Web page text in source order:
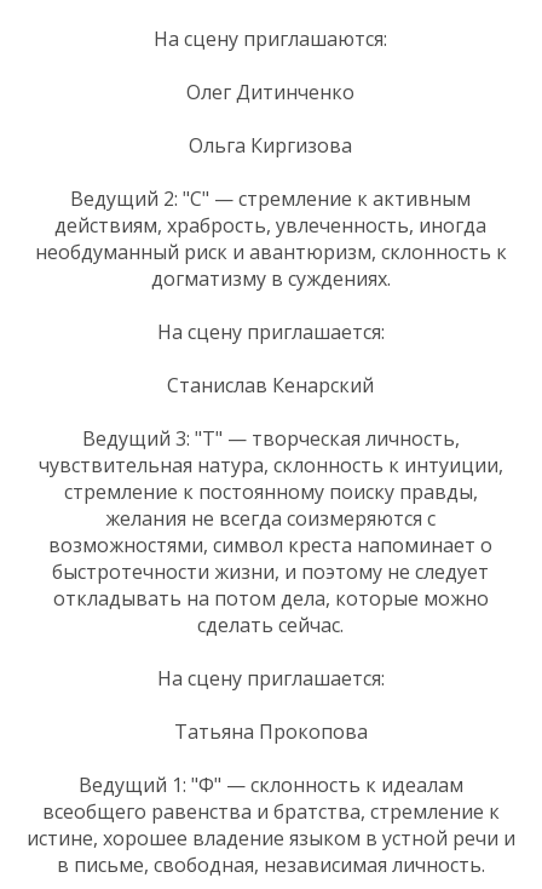
На сцену приглашаются:
Олег Дитинченко
Ольга Киргизова
Ведущий 2: "С" — стремление к активным
действиям, храбрость, увлеченность, иногда
необдуманный риск и авантюризм, склонность к
догматизму в суждениях.
На сцену приглашается:
Станислав Кенарский
Ведущий 3: "Т" — творческая личность,
чувствительная натура, склонность к интуиции,
стремление к постоянному поиску правды,
желания не всегда соизмеряются с
возможностями, символ креста напоминает о
быстротечности жизни, и поэтому не следует
откладывать на потом дела, которые можно
сделать сейчас.
На сцену приглашается:
Татьяна Прокопова
Ведущий 1: "Ф" — склонность к идеалам
всеобщего равенства и братства, стремление к
истине, хорошее владение языком в устной речи и
в письме, свободная, независимая личность.